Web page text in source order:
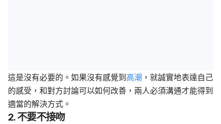
這是沒有必要的。如果沒有感覺到高潮 ，就誠實地表達自己
的感受，和對方討論可以如何改善，兩人必須溝通才能得到
適當的解決方式。
2. 不要不接吻